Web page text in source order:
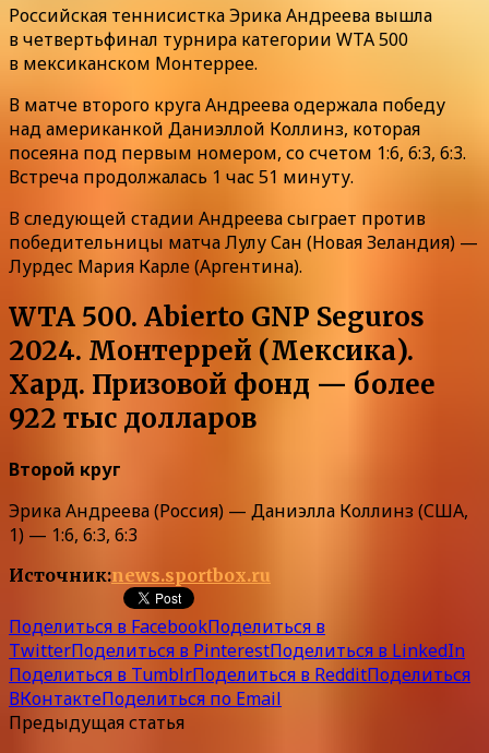
Российская теннисистка Эрика Андреева вышла
в четвертьфинал турнира категории WTA 500
в мексиканском Монтеррее.
В матче второго круга Андреева одержала победу
над американкой Даниэллой Коллинз, которая
посеяна под первым номером, со счетом 1:6, 6:3, 6:3.
Встреча продолжалась 1 час 51 минуту.
В следующей стадии Андреева сыграет против
победительницы матча Лулу Сан (Новая Зеландия) —
Лурдес Мария Карле (Аргентина).
WTA 500. Abierto GNP Seguros
2024. Монтеррей (Мексика).
Хард. Призовой фонд — более
922 тыс долларов
Второй круг
Эрика Андреева (Россия) — Даниэлла Коллинз (США,
1) — 1:6, 6:3, 6:3
Источник:news.sportbox.ru
Поделиться в FacebookПоделиться в
TwitterПоделиться в PinterestПоделиться в LinkedIn
Поделиться в TumblrПоделиться в RedditПоделиться
ВКонтактеПоделиться по Email
Предыдущая статья